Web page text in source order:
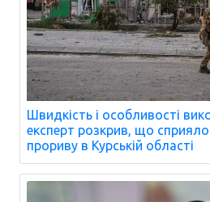
Швидкість і особливості
експерт розкрив, що
прориву в Курській області